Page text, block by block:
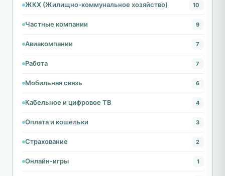
ЖКХ (Жилищно-коммунальное хозяйство) 10
Частные компании 9
Авиакомпании 7
Работа 7
Мобильная связь 6
Кабельное и цифровое ТВ 4
Оплата и кошельки 3
Страхование 2
Онлайн-игры 1